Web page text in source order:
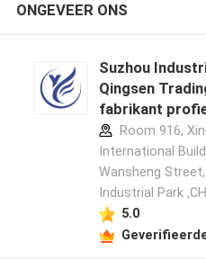
ONGEVEER ONS
Suzhou
Qingsen
fabrikant
Room 916,
International
Wansheng
Industrial Park
5.0